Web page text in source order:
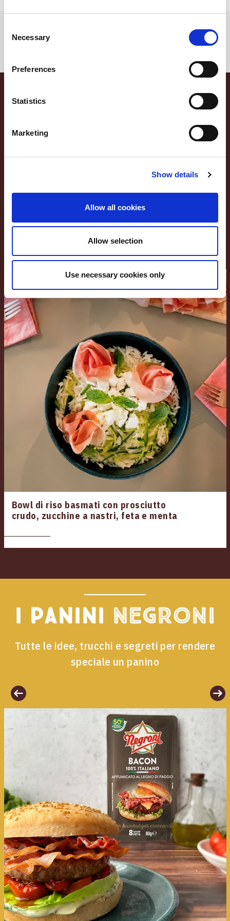
Selection
Necessary
Preferences
Statistics
Marketing
Show details
Allow all cookies
Allow selection
Use necessary cookies only
Lericette
Negroni
Bowl di riso basmati con prosciutto
crudo, zucchine a nastri, feta e menta
I panini Negroni
Tutte le idee, trucchi e segreti per rendere
speciale un panino